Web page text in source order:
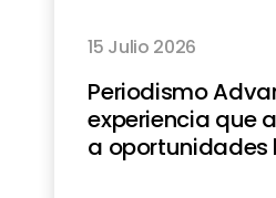
15 Julio 2026
Periodismo
experiencia que
a oportunidades